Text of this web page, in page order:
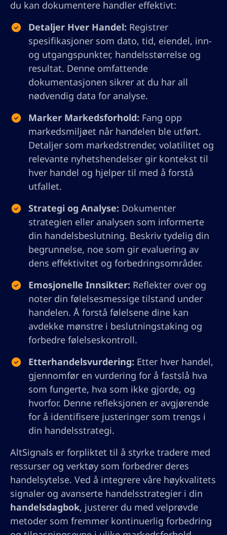
du kan dokumentere handler effektivt:
Detaljer Hver Handel: Registrer
spesifikasjoner som dato, tid, eiendel, inn-
og utgangspunkter, handelsstørrelse og
resultat. Denne omfattende
dokumentasjonen sikrer at du har all
nødvendig data for analyse.
Marker Markedsforhold: Fang opp
markedsmiljøet når handelen ble utført.
Detaljer som markedstrender, volatilitet og
relevante nyhetshendelser gir kontekst til
hver handel og hjelper til med å forstå
utfallet.
Strategi og Analyse: Dokumenter
strategien eller analysen som informerte
din handelsbeslutning. Beskriv tydelig din
begrunnelse, noe som gir evaluering av
dens effektivitet og forbedringsområder.
Emosjonelle Innsikter: Reflekter over og
noter din følelsesmessige tilstand under
handelen. Å forstå følelsene dine kan
avdekke mønstre i beslutningstaking og
forbedre følelseskontroll.
Etterhandelsvurdering: Etter hver handel,
gjennomfør en vurdering for å fastslå hva
som fungerte, hva som ikke gjorde, og
hvorfor. Denne refleksjonen er avgjørende
for å identifisere justeringer som trengs i
din handelsstrategi.
AltSignals er forpliktet til å styrke tradere med
ressurser og verktøy som forbedrer deres
handelsytelse. Ved å integrere våre høykvalitets
signaler og avanserte handelsstrategier i din
handelsdagbok, justerer du med velprøvde
metoder som fremmer kontinuerlig forbedring